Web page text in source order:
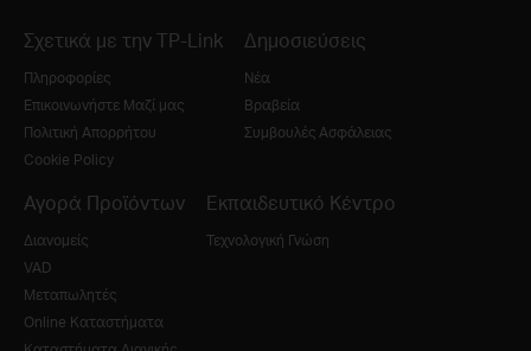
Σχετικά με την TP-Link
Πληροφορίες
Επικοινωνήστε Μαζί μας
Πολιτική Απορρήτου
Cookie Policy
Δημοσιεύσεις
Νέα
Βραβεία
Συμβουλές Ασφάλειας
Αγορά Προϊόντων
Διανομείς
VAD
Μεταπωλητές
Online Καταστήματα
Εκπαιδευτικό Κέντρο
Τεχνολογική Γνώση